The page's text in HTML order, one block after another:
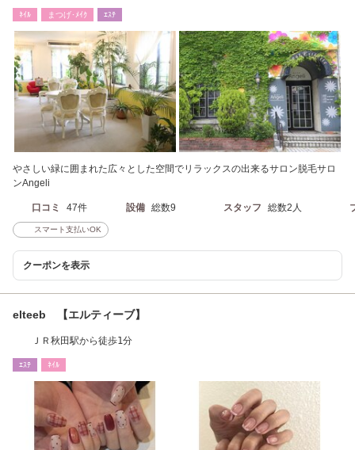
ﾈｲﾙ まつげ･ﾒｲｸ ｴｽﾃ
やさしい緑に囲まれた広々とした空間でリラックスの出来るサロン脱毛サロ
ンAngeli
口コミ 47件 設備 総数9 スタッフ 総数2人
スマート支払いOK
クーポンを表示
elteeb 【エルティーブ】
ＪＲ秋田駅から徒歩1分
ｴｽﾃ ﾈｲﾙ